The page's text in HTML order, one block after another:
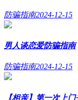
防骗指南2024-12-15
男人谈恋爱防骗指南
防骗指南2024-12-15
【相亲】第一次上